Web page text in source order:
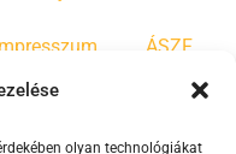
olyan technológiákat
ÁSZF
szabályzat